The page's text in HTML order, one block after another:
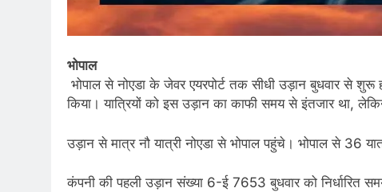
भोपाल
भोपाल से नोएडा के जेवर एयरपोर्ट तक सीधी उड़ान बुधवार से शुरू
किया। यात्रियों को इस उड़ान का काफी समय से इंतजार था,
उड़ान से मात्र नौ यात्री नोएडा से भोपाल पहुंचे। भोपाल से 36
कंपनी की पहली उड़ान संख्या 6-ई 7653 बुधवार को निर्धारित